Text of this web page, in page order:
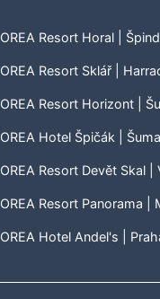
OREA Resort Horal |
OREA Resort Sklář |
OREA Resort Horizont |
OREA Hotel Špičák |
OREA Resort Devět Skal |
OREA Resort Panorama |
OREA Hotel Andel's |